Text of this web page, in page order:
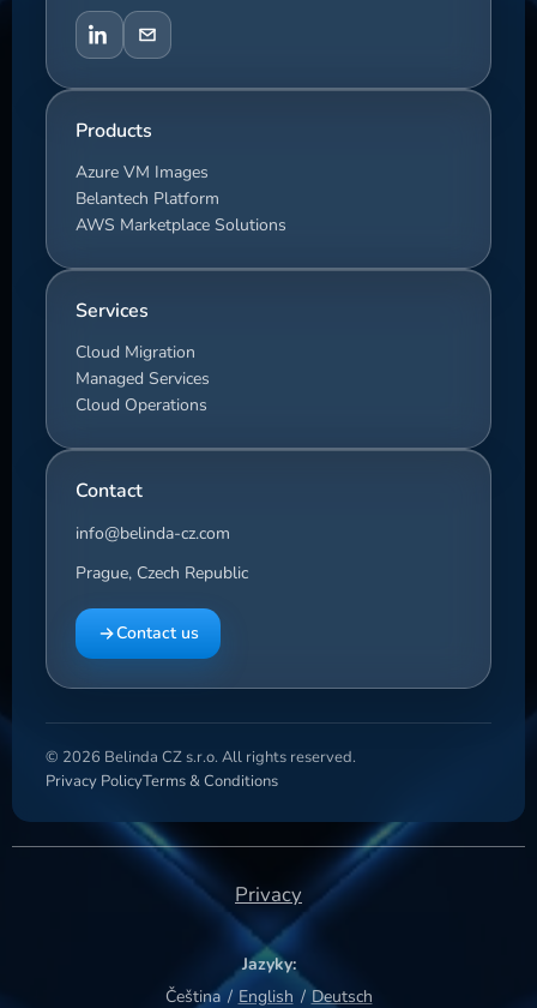
Products
Azure VM Images
Belantech Platform
AWS Marketplace Solutions
Services
Cloud Migration
Managed Services
Cloud Operations
Contact
info@belinda-cz.com
Prague, Czech Republic
Contact us
© 2026 Belinda CZ s.r.o. All rights reserved.
Privacy PolicyTerms & Conditions
Privacy
Jazyky
Čeština
English Deutsch